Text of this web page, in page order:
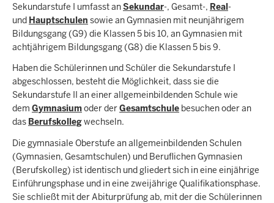
Sekundarstufe I umfasst anSekundar-, Gesamt-, Real-
und Hauptschulen sowie an Gymnasien mit neunjährigem
Bildungsgang (G9) die Klassen 5 bis 10, an Gymnasien mit
achtjährigem Bildungsgang (G8) die Klassen 5 bis 9.
Haben die Schülerinnen und Schüler die Sekundarstufe I
abgeschlossen, besteht die Möglichkeit, dass sie die
Sekundarstufe II an einer allgemeinbildenden Schule wie
dem Gymnasiumoder derGesamtschule besuchen oder an
das Berufskollegwechseln.
Die gymnasiale Oberstufe an allgemeinbildenden Schulen
(Gymnasien, Gesamtschulen) und Beruflichen Gymnasien
(Berufskolleg) ist identisch und gliedert sich in eine einjährige
Einführungsphase und in eine zweijährige Qualifikationsphase.
Sie schließt mit der Abiturprüfung ab, mit der die Schülerinnen